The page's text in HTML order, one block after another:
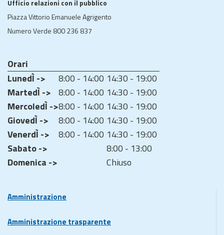
Ufficio relazioni con il pubblico
Piazza Vittorio Emanuele Agrigento
Numero Verde 800 236 837
Orari
LunedÌ ->
8:00 - 14:00 14:30 - 19:00
MartedÌ -> 8:00 - 14:00 14:30 - 19:00
MercoledÌ ->8:00 - 14:00 14:30 - 19:00
GiovedÌ ->
8:00 - 14:00 14:30 - 19:00
VenerdÌ ->
8:00 - 14:00 14:30 - 19:00
Sabato ->
8:00 - 13:00
Domenica ->
Chiuso
Amministrazione
Amministrazione trasparente